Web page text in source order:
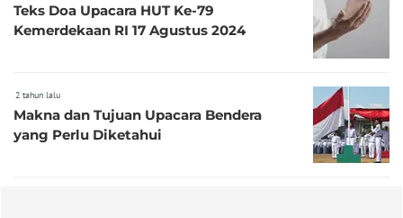
Teks Doa Upacara HUT Ke-79
Kemerdekaan RI 17 Agustus 2024
2 tahun lalu
Makna dan Tujuan Upacara Bendera
yang Perlu Diketahui